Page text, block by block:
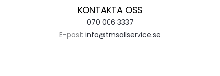
KONTAKTA OSS
070 006 3337
E-post: info@tmsallservice.se